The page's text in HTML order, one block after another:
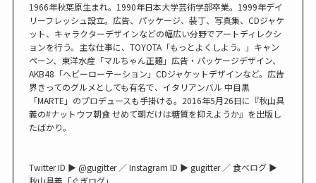
1966年秋葉原生まれ。1990年日本大学芸術学部卒業。1999年デイ
リーフレッシュ設立。広告、パッケージ、装丁、写真集、CDジャケ
ット、キャラクターデザインなどの幅広い分野でアートディレクシ
ョンを行う。主な仕事に、TOYOTA「もっとよくしよう。」キャン
ペーン、東洋水産「マルちゃん正麺」広告・パッケージデザイン、
AKB48「ヘビーローテーション」CDジャケットデザインなど。広告
界きってのグルメとしても有名で、イタリアンバル 中目黒
「MARTE」のプロデュースも手掛ける。2016年5月26日に『秋山具
義の#ナットウフ朝食 せめて朝だけは糖質を抑えようか』を出版し
たばかり。
Twitter ID ▶︎ @gugitter ／ Instagram ID ▶︎ gugitter ／ 食べログ ▶︎